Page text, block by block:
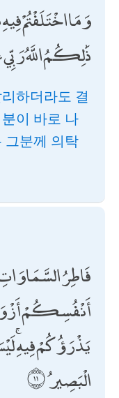
وَمَا اخْتَلَفْتُمْ
ذَٰلِكُمُ اللَّهُ
하더라도 결
이 바로 나
그분께 의탁
فَاطِرُ
أَنْفُسِكُمْ
يَذْرَؤُكُمْ فِيهِ
الْبَصِيرُ